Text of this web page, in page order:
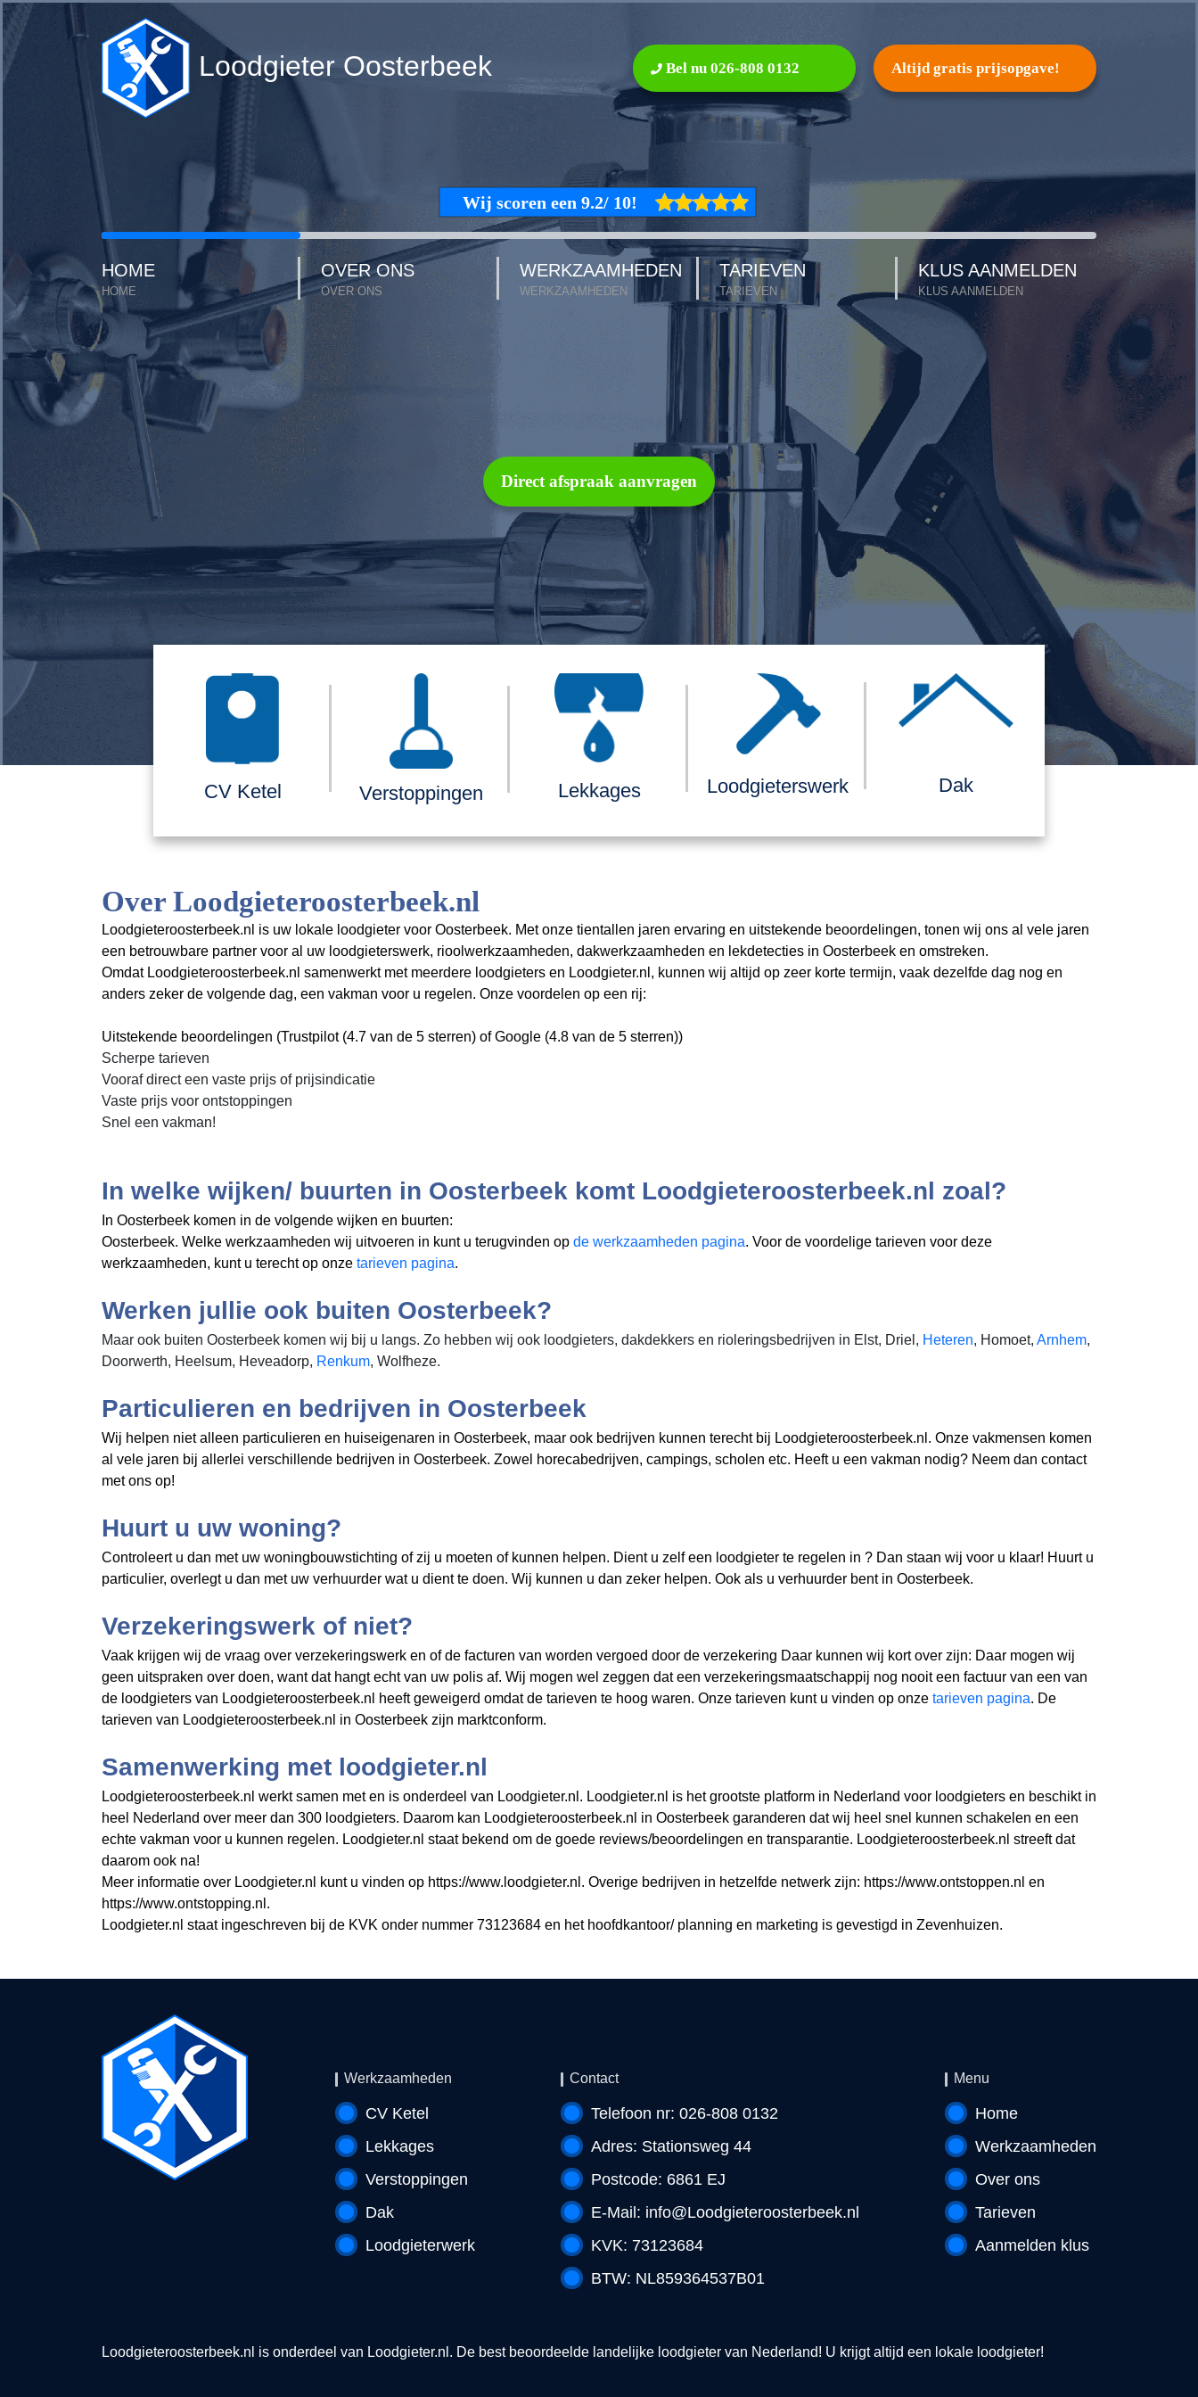
Loodgieter Oosterbeek Bel nu 026-808 0132 Altijd gratis prijsopgave!
HOME
HOME
OVER ONS
OVER ONS
WERKZAAMHEDEN
WERKZAAMHEDEN
TARIEVEN
TARIEVEN
KLUS AANMELDEN
KLUS AANMELDEN
Direct afspraak aanvragen
CV Ketel Verstoppingen Lekkages Loodgieterswerk Dak
Over Loodgieteroosterbeek.nl
Loodgieteroosterbeek.nl is uw lokale loodgieter voor Oosterbeek. Met onze tientallen jaren ervaring en uitstekende beoordelingen, tonen wij ons al vele jaren
een betrouwbare partner voor al uw loodgieterswerk, rioolwerkzaamheden, dakwerkzaamheden en lekdetecties in Oosterbeek en omstreken.
Omdat Loodgieteroosterbeek.nl samenwerkt met meerdere loodgieters en Loodgieter.nl, kunnen wij altijd op zeer korte termijn, vaak dezelfde dag nog en
anders zeker de volgende dag, een vakman voor u regelen. Onze voordelen op een rij:
Uitstekende beoordelingen (Trustpilot (4.7 van de 5 sterren) of Google (4.8 van de 5 sterren))
Scherpe tarieven
Vooraf direct een vaste prijs of prijsindicatie
Vaste prijs voor ontstoppingen
Snel een vakman!
In welke wijken/ buurten in Oosterbeek komt Loodgieteroosterbeek.nl zoal?
In Oosterbeek komen in de volgende wijken en buurten:
Oosterbeek. Welke werkzaamheden wij uitvoeren in kunt u terugvinden op de werkzaamheden pagina. Voor de voordelige tarieven voor deze
werkzaamheden, kunt u terecht op onze tarieven pagina.
Werken jullie ook buiten Oosterbeek?
Maar ook buiten Oosterbeek komen wij bij u langs. Zo hebben wij ook loodgieters, dakdekkers en rioleringsbedrijven in Elst, Driel, Heteren, Homoet, Arnhem,
Doorwerth, Heelsum, Heveadorp, Renkum, Wolfheze.
Particulieren en bedrijven in Oosterbeek
Wij helpen niet alleen particulieren en huiseigenaren in Oosterbeek, maar ook bedrijven kunnen terecht bij Loodgieteroosterbeek.nl. Onze vakmensen komen
al vele jaren bij allerlei verschillende bedrijven in Oosterbeek. Zowel horecabedrijven, campings, scholen etc. Heeft u een vakman nodig? Neem dan contact
met ons op!
Huurt u uw woning?
Controleert u dan met uw woningbouwstichting of zij u moeten of kunnen helpen. Dient u zelf een loodgieter te regelen in ? Dan staan wij voor u klaar! Huurt u
particulier, overlegt u dan met uw verhuurder wat u dient te doen. Wij kunnen u dan zeker helpen. Ook als u verhuurder bent in Oosterbeek.
Verzekeringswerk of niet?
Vaak krijgen wij de vraag over verzekeringswerk en of de facturen van worden vergoed door de verzekering Daar kunnen wij kort over zijn: Daar mogen wij
geen uitspraken over doen, want dat hangt echt van uw polis af. Wij mogen wel zeggen dat een verzekeringsmaatschappij nog nooit een factuur van een van
de loodgieters van Loodgieteroosterbeek.nl heeft geweigerd omdat de tarieven te hoog waren. Onze tarieven kunt u vinden op onze tarieven pagina. De
tarieven van Loodgieteroosterbeek.nl in Oosterbeek zijn marktconform.
Samenwerking met loodgieter.nl
Loodgieteroosterbeek.nl werkt samen met en is onderdeel van Loodgieter.nl. Loodgieter.nl is het grootste platform in Nederland voor loodgieters en beschikt in
heel Nederland over meer dan 300 loodgieters. Daarom kan Loodgieteroosterbeek.nl in Oosterbeek garanderen dat wij heel snel kunnen schakelen en een
echte vakman voor u kunnen regelen. Loodgieter.nl staat bekend om de goede reviews/beoordelingen en transparantie. Loodgieteroosterbeek.nl streeft dat
daarom ook na!
Meer informatie over Loodgieter.nl kunt u vinden op https://www.loodgieter.nl. Overige bedrijven in hetzelfde netwerk zijn: https://www.ontstoppen.nl en
https://www.ontstopping.nl.
Loodgieter.nl staat ingeschreven bij de KVK onder nummer 73123684 en het hoofdkantoor/ planning en marketing is gevestigd in Zevenhuizen.
Werkzaamheden
CV Ketel
Lekkages
Verstoppingen
Dak
Loodgieterwerk
Contact
Telefoon nr: 026-808 0132
Adres: Stationsweg 44
Postcode: 6861 EJ
E-Mail: info@Loodgieteroosterbeek.nl
KVK: 73123684
BTW: NL859364537B01
Menu
Home
Werkzaamheden
Over ons
Tarieven
Aanmelden klus
Loodgieteroosterbeek.nl is onderdeel van Loodgieter.nl . De best beoordeelde landelijke loodgieter van Nederland! U krijgt altijd een lokale loodgieter!